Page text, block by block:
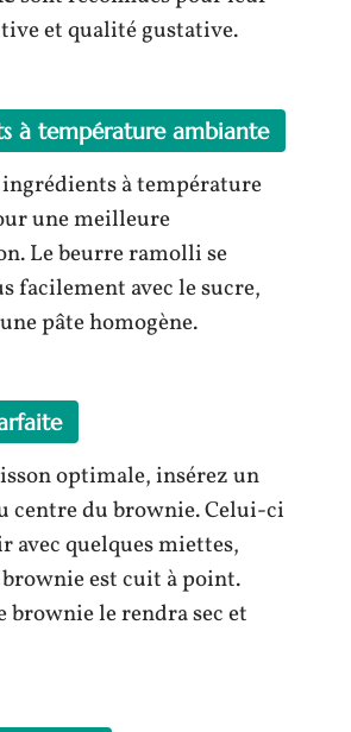
et qualité gustative.
à température ambiante
à température
une meilleure
Le beurre ramolli se
facilement avec le sucre,
pâte homogène.
optimale, insérez un
centre du brownie. Celui-ci
avec quelques miettes,
est cuit à point.
brownie le rendra sec et